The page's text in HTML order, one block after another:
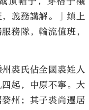
義務講解。」鎮上
務隊，輪流值班，
裘氏佔全國裘姓人
起，中原不寧。大
州；其子裘尚遷居